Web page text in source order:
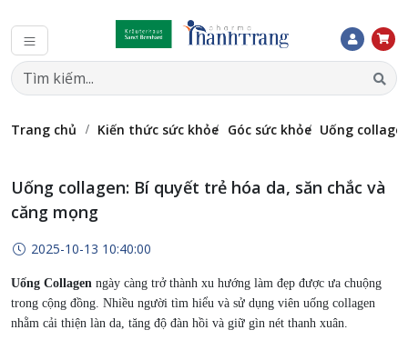
Trang chủ Kiến thức sức khỏe Góc sức khỏe Uống
Uống collagen: Bí quyết trẻ hóa da, săn chắc và
căng mọng
2025-10-13 10:40:00
Uống Collagen ngày càng trở thành xu hướng làm đẹp được ưa chuộng
trong cộng đồng. Nhiều người tìm hiểu và sử dụng viên uống collagen
nhằm cải thiện làn da, tăng độ đàn hồi và giữ gìn nét thanh xuân.